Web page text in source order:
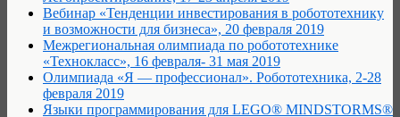
Вебинар «Тенденции инвестирования в робототехнику
и возможности для бизнеса», 20 февраля 2019
Межрегиональная олимпиада по робототехнике
«Технокласс», 16 февраля- 31 мая 2019
Олимпиада «Я — профессионал». Робототехника, 2-28
февраля 2019
Языки программирования для LEGO® MINDSTORMS®